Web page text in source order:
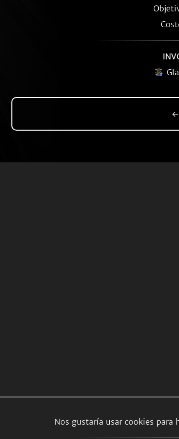
Nos gustaría usar cookies para
←